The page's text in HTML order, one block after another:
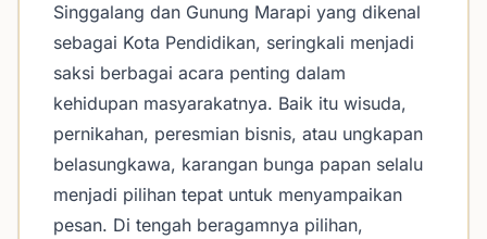
Singgalang dan Gunung Marapi yang dikenal
sebagai Kota Pendidikan, seringkali menjadi
saksi berbagai acara penting dalam
kehidupan masyarakatnya. Baik itu wisuda,
pernikahan, peresmian bisnis, atau ungkapan
belasungkawa, karangan bunga papan selalu
menjadi pilihan tepat untuk menyampaikan
pesan. Di tengah beragamnya pilihan,